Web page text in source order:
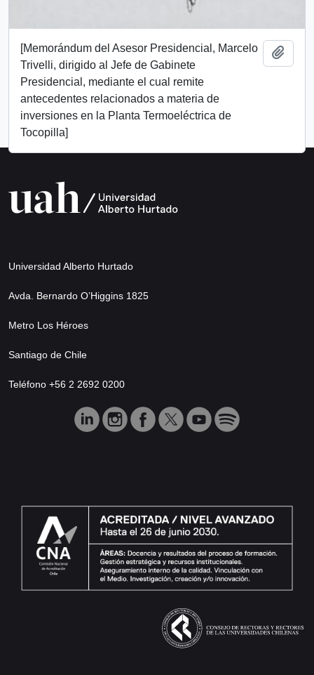
[Memorándum del Asesor Presidencial, Marcelo
Trivelli, dirigido al Jefe de Gabinete
Presidencial, mediante el cual remite
antecedentes relacionados a materia de
inversiones en la Planta Termoeléctrica de
Tocopilla]
Universidad Alberto Hurtado
Avda. Bernardo O’Higgins 1825
Metro Los Héroes
Santiago de Chile
Teléfono +56 2 2692 0200